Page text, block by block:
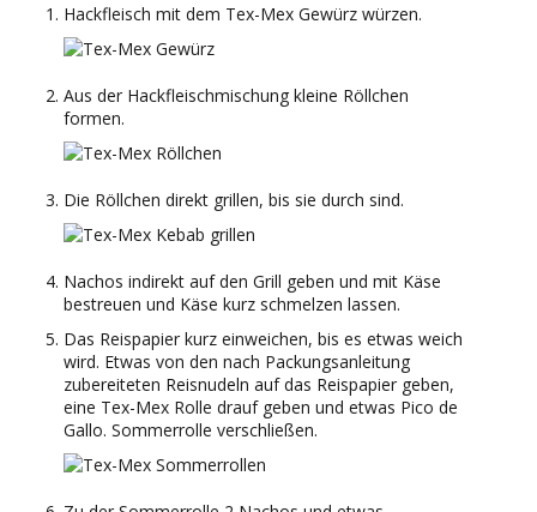
Hackfleisch mit dem Tex-Mex Gewürz würzen.
Aus der Hackfleischmischung kleine Röllchen
formen.
Die Röllchen direkt grillen, bis sie durch sind.
Nachos indirekt auf den Grill geben und mit Käse
bestreuen und Käse kurz schmelzen lassen.
Das Reispapier kurz einweichen, bis es etwas weich
wird. Etwas von den nach Packungsanleitung
zubereiteten Reisnudeln auf das Reispapier geben,
eine Tex-Mex Rolle drauf geben und etwas Pico de
Gallo. Sommerrolle verschließen.